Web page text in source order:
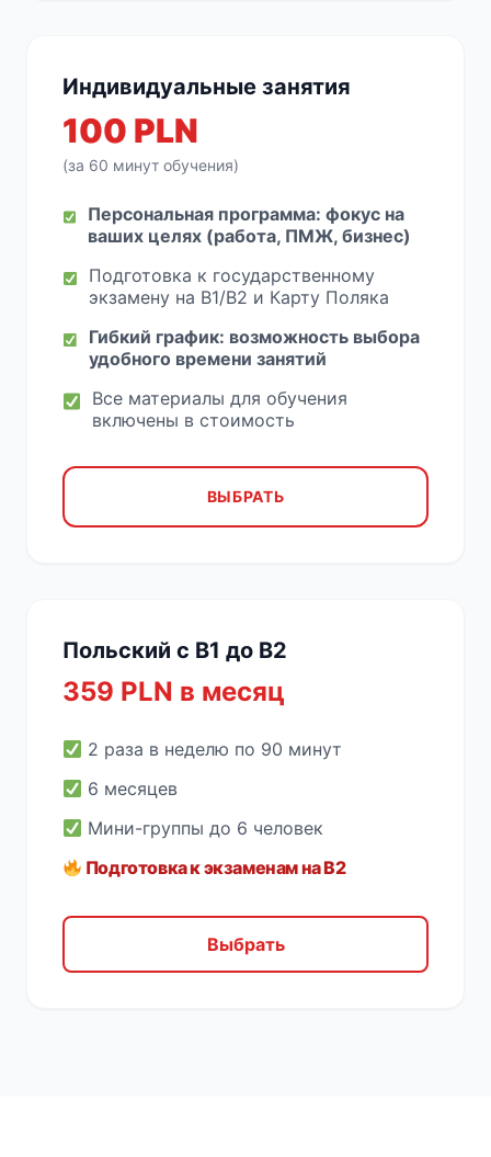
Индивидуальные занятия
100 PLN
(за 60 минут обучения)
Персональная программа: фокус на
ваших целях (работа, ПМЖ, бизнес)
Подготовка к государственному
экзамену на B1/B2 и Карту Поляка
Гибкий график: возможность выбора
удобного времени занятий
Все материалы для обучения
включены в стоимость
ВЫБРАТЬ
Польский с B1 до B2
359 PLN в месяц
2 раза в неделю по 90 минут
6 месяцев
Мини-группы до 6 человек
Подготовка к экзаменам на B2
Выбрать